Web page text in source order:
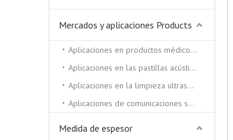
Mercados y aplicaciones Products
Aplicaciones en productos médicos y de belleza.
Aplicaciones en las pastillas acústicas.
Aplicaciones en la limpieza ultrasónica y soldadora ultrasónica.
Aplicaciones de comunicaciones submarinas.
Medida de espesor